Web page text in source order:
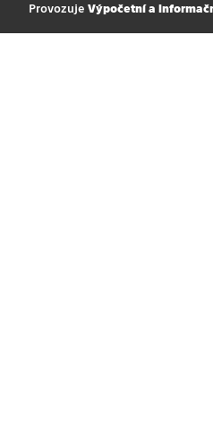
Provozuje Výpočetní a